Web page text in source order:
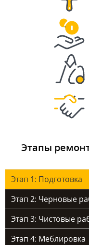
Этапы
Этап 1: Подготовка
Этап 2: Черновые
Этап 3: Чистовые
Этап 4: Меблировка